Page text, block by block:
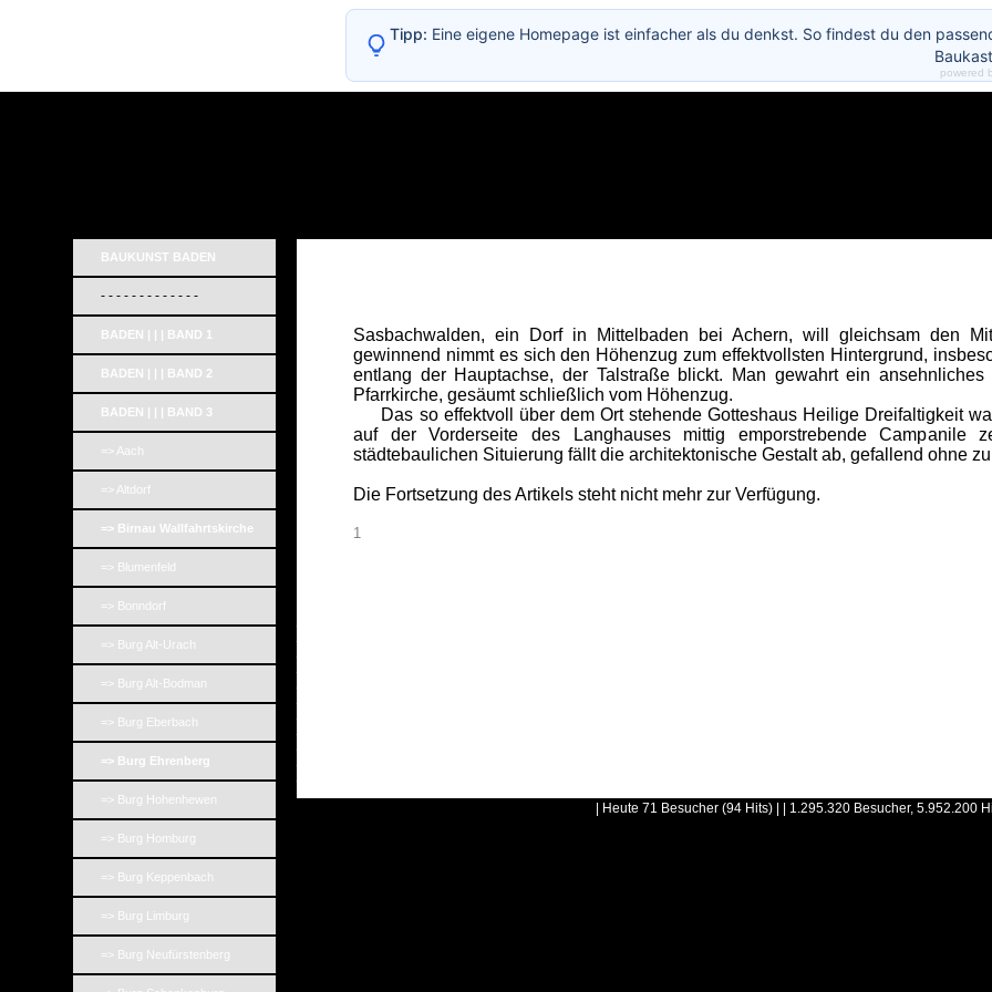
BAUKUNST BADEN
- - - - - - - - - - - - -
BADEN | | | BAND 1
BADEN | | | BAND 2
BADEN | | | BAND 3
=> Aach
=> Altdorf
=> Birnau Wallfahrtskirche
=> Blumenfeld
=> Bonndorf
=> Burg Alt-Urach
=> Burg Alt-Bodman
=> Burg Eberbach
=> Burg Ehrenberg
=> Burg Hohenhewen
=> Burg Homburg
=> Burg Keppenbach
=> Burg Limburg
=> Burg Neufürstenberg
Sasbachwalden, ein Dorf in Mittelbaden bei Achern, will gleichsam den
gewinnend nimmt es sich den Höhenzug zum effektvollsten Hintergrund,
entlang der Hauptachse, der Talstraße blickt. Man gewahrt ein
Pfarrkirche, gesäumt schließlich vom Höhenzug.
Das so effektvoll über dem Ort stehende Gotteshaus Heilige Dreifaltigkeit
auf der Vorderseite des Langhauses mittig emporstrebende Campanile
städtebaulichen Situierung fällt die architektonische Gestalt ab, gefallend ohne
Die Fortsetzung des Artikels steht nicht mehr zur Verfügung.
1
| Heute 71 Besucher (94 Hits) | | 1.295.320 Besucher, 5.952.200
Tipp: Eine eigene Homepage ist einfacher als du denkst. So findest du den
powered